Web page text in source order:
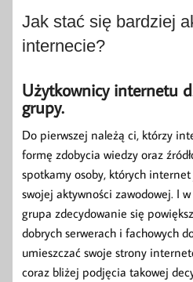
Jak stać się bardziej
internecie?
Użytkownicy internetu
grupy.
Do pierwszej należą ci, którzy
formę zdobycia wiedzy oraz
spotkamy osoby, których
swojej aktywności zawodowej. I
grupa zdecydowanie się
dobrych serwerach i fachowych
umieszczać swoje strony
coraz bliżej podjęcia takowej